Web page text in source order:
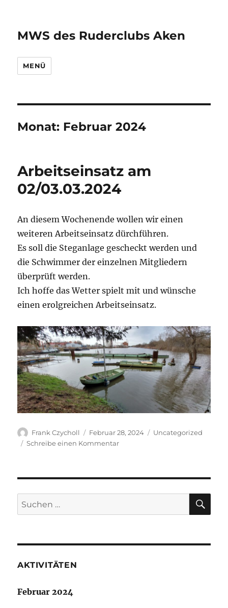
MWS des Ruderclubs Aken
MENÜ
Monat: Februar 2024
Arbeitseinsatz am
02/03.03.2024
An diesem Wochenende wollen wir einen
weiteren Arbeitseinsatz dürchführen.
Es soll die Steganlage gescheckt werden und
die Schwimmer der einzelnen Mitgliedern
überprüft werden.
Ich hoffe das Wetter spielt mit und wünsche
einen erolgreichen Arbeitseinsatz.
Autor
Frank Czycholl
Veröffentlicht
am
Februar 28, 2024 Kategorien
Uncategorized
Schreibe einen Kommentarzu
Suche
nach:
AKTIVITÄTEN
Februar 2024